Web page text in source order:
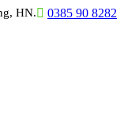
HN. 0385 90 8282